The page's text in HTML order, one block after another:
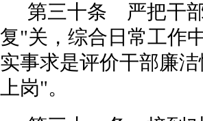
第三十条 严把干
复"关，综合日常工作
实事求是评价干部廉
上岗"。